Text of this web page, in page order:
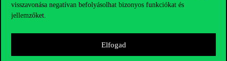
visszavonása negatívan befolyásolhat bizonyos funkciókat és
jellemzőket.
Elfogad